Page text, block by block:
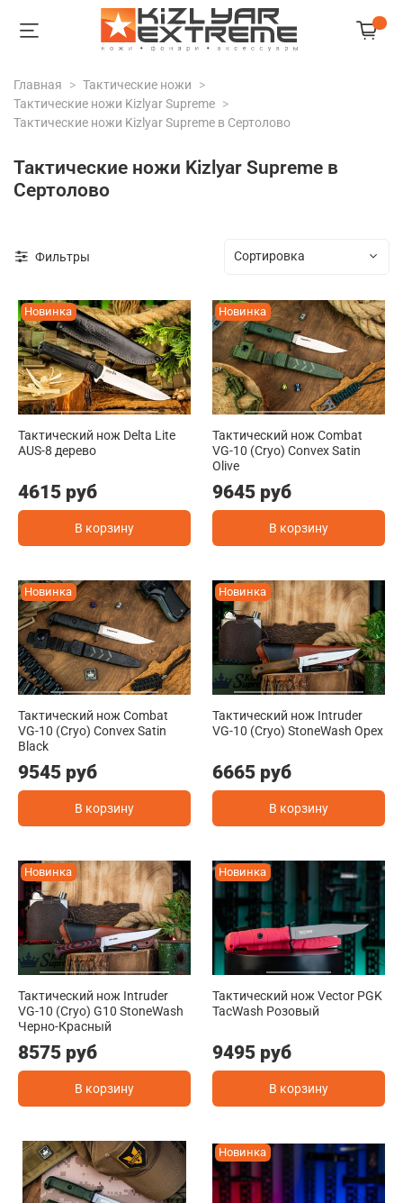
Главная
Тактические ножи
Тактические ножи Kizlyar Supreme
Тактические ножи Kizlyar Supreme в Сертолово
Тактические ножи Kizlyar Supreme в
Сертолово
Фильтры
Новинка
Тактический нож Delta Lite
AUS-8 дерево
4615 руб
В корзину
Новинка
Тактический нож Combat
VG-10 (Cryo) Convex Satin
Olive
9645 руб
В корзину
Новинка
Тактический нож Combat
VG-10 (Cryo) Convex Satin
Black
9545 руб
В корзину
Новинка
Тактический нож Intruder
VG-10 (Cryo) StoneWash Орех
6665 руб
В корзину
Новинка
Тактический нож Intruder
VG-10 (Cryo) G10 StoneWash
Черно-Красный
8575 руб
В корзину
Новинка
Тактический нож Vector PGK
TacWash Розовый
9495 руб
В корзину
Новинка